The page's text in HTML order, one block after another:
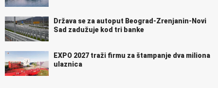
Država se za autoput Beograd-Zrenjanin-Novi
Sad zadužuje kod tri banke
EXPO 2027 traži firmu za štampanje dva miliona
ulaznica